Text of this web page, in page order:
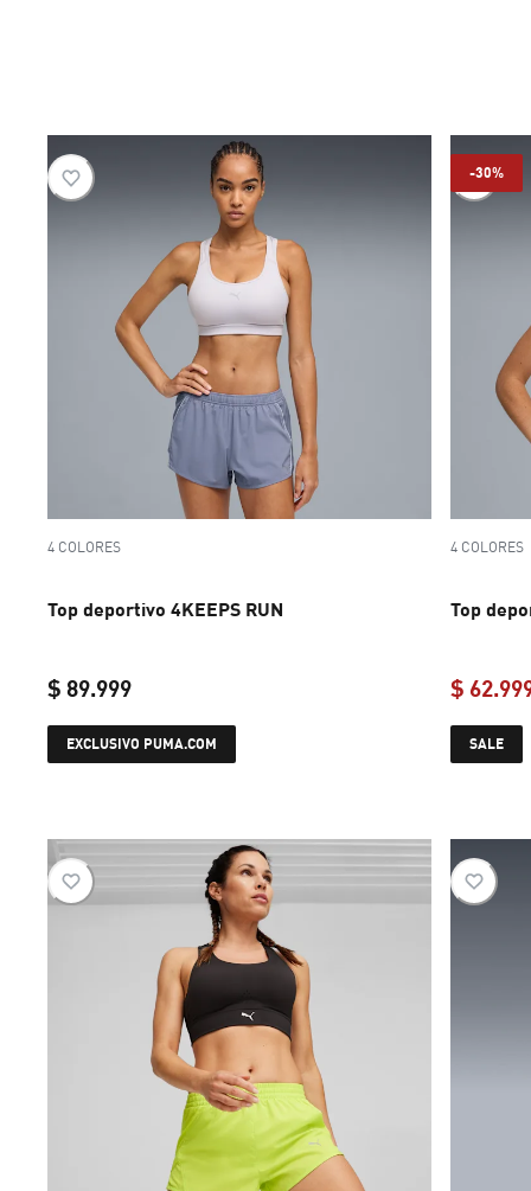
4 COLORES
Top deportivo 4KEEPS RUN
$ 89.999
current price $ 89.999
EXCLUSIVO PUMA.COM
-30%
4 COLORES
Top
$
SALE